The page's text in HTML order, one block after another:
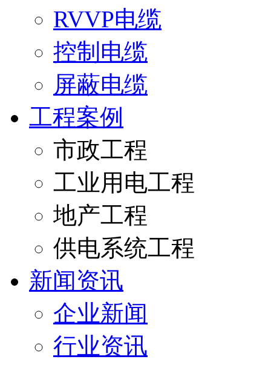
RVVP电缆
控制电缆
屏蔽电缆
工程案例
市政工程
工业用电工程
地产工程
供电系统工程
新闻资讯
企业新闻
行业资讯